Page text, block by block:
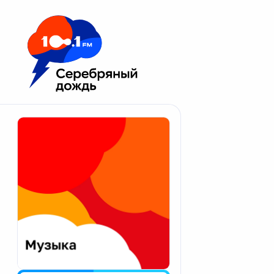
Москва 100.1 FM
Апатиты
Екатеринбург
Калининград
Калуга